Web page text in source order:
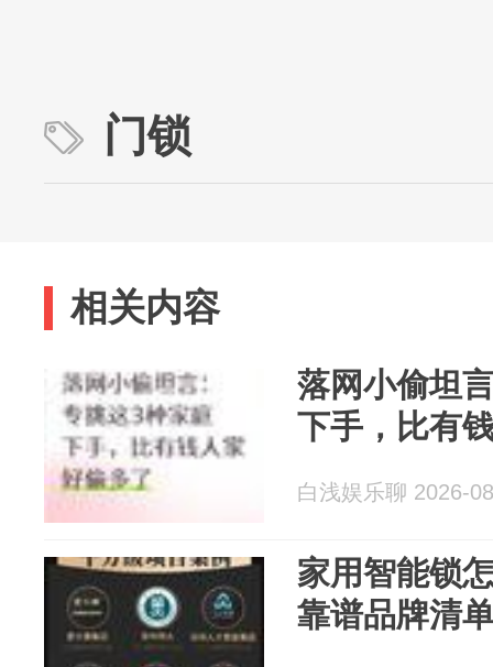
门锁
相关内容
落网小偷坦
下手，比有
白浅娱乐聊 2026-
家用智能锁
靠谱品牌清